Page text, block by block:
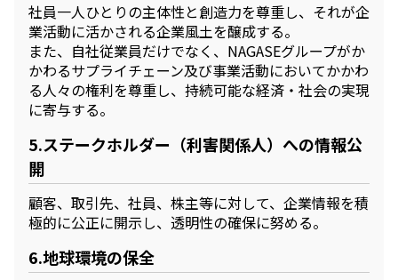
社員一人ひとりの主体性と創造力を尊重し、それが企
業活動に活かされる企業風土を醸成する。
また、自社従業員だけでなく、NAGASEグループがか
かわるサプライチェーン及び事業活動においてかかわ
る人々の権利を尊重し、持続可能な経済・社会の実現
に寄与する。
5.ステークホルダー（利害関係人）への情報公
開
顧客、取引先、社員、株主等に対して、企業情報を積
極的に公正に開示し、透明性の確保に努める。
6.地球環境の保全